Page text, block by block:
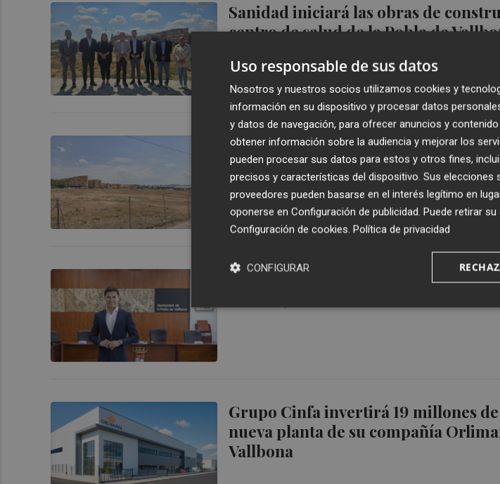
Sanidad iniciará las obras de
centro de salud de la Pobla de
El nuevo centro de salud de la Pobla
tras aceptar Sanidad la parcela
Jaime Ruix: “No quiero que se me
Grupo Cinfa invertirá 19 millones
nueva planta de su compañía
Vallbona
Uso responsable de sus datos
Nosotros y nuestros socios utilizamos cookies y
información en su dispositivo y procesar datos
y datos de navegación, para ofrecer anuncios y
obtener información sobre la audiencia y mejorar los
pueden procesar sus datos para estos y otros fines,
precisos y características del dispositivo. Sus elecciones
proveedores pueden basarse en el interés legítimo en
oponerse en Configuración de publicidad. Puede retirar
Configuración de cookies. Política de privacidad
CONFIGURAR